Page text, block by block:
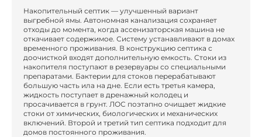
Накопительный септик — улучшенный вариант
выгребной ямы. Автономная канализация сохраняет
отходы до момента, когда ассенизаторская машина не
откачивает содержимое. Систему устанавливают в домах
временного проживания. В конструкцию септика с
доочисткой входят дополнительную емкость. Стоки из
накопителя поступают в резервуары со специальными
препаратами. Бактерии для стоков перерабатывают
большую часть ила на дне. Если есть третья камера,
жидкость поступает в дренажный колодец и
просачивается в грунт. ЛОС поэтапно очищает жидкие
стоки от химических, биологических и механических
включений. Второй и третий тип септика подходит для
домов постоянного проживания.